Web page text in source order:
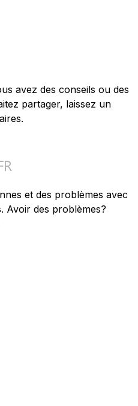
avez des conseils ou des
partager, laissez un
et des problèmes avec
Avoir des problèmes?